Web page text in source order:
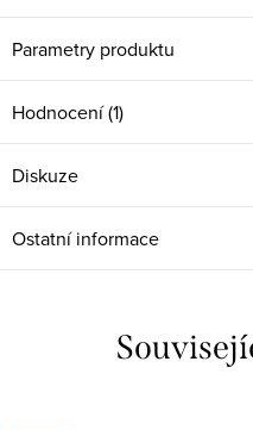
Parametry produktu
Hodnocení (1)
Diskuze
Ostatní informace